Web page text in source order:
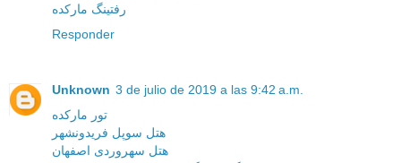
رفتینگ مارکده
Responder
Unknown 3 de julio de 2019 a las 9:42 a.m.
تور مارکده
هتل سوپل فریدونشهر
هتل سهروردی اصفهان